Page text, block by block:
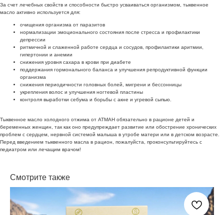
За счет лечебных свойств и способности быстро усваиваться организмом, тыквенное
масло активно используется для:
очищения организма от паразитов
нормализации эмоционального состояния после стресса и профилактики
депрессии
ритмичной и слаженной работе сердца и сосудов, профилактики аритмии,
гипертонии и анемии
снижения уровня сахара в крови при диабете
поддержания гормонального баланса и улучшения репродуктивной функции
организма
снижения периодичности головных болей, мигрени и бессонницы
укрепления волос и улучшения ногтевой пластины
контроля выработки себума и борьбы с акне и угревой сыпью.
Тыквенное масло холодного отжима от АТМАН обязательно в рационе детей и
беременных женщин, так как оно предупреждает развитие или обострение хронических
проблем с сердцем, нервной системой малыша в утробе матери или в детском возрасте.
Перед введением тыквенного масла в рацион, пожалуйста, проконсультируйтесь с
педиатром или лечащим врачом!
Смотрите также